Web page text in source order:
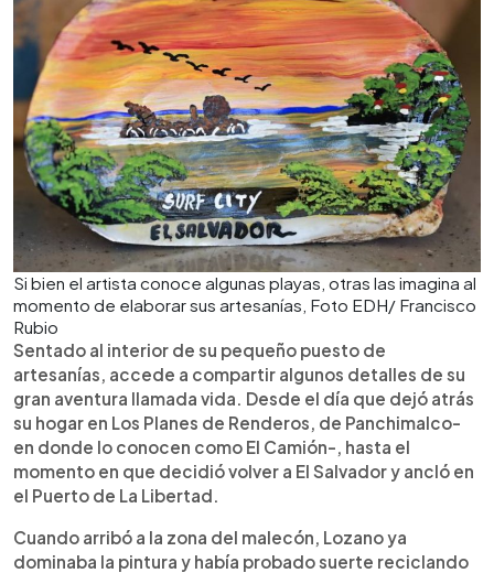
Si bien el artista conoce algunas playas, otras las imagina al
momento de elaborar sus artesanías, Foto EDH/ Francisco
Rubio
Sentado al interior de su pequeño puesto de
artesanías, accede a compartir algunos detalles de su
gran aventura llamada vida. Desde el día que dejó atrás
su hogar en Los Planes de Renderos, de Panchimalco-
en donde lo conocen como El Camión-, hasta el
momento en que decidió volver a El Salvador y ancló en
el Puerto de La Libertad.
Cuando arribó a la zona del malecón, Lozano ya
dominaba la pintura y había probado suerte reciclando